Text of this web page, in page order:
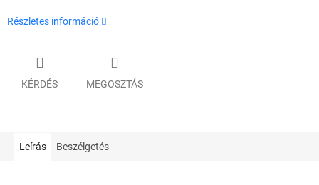
Részletes információ
KÉRDÉS MEGOSZTÁS
Leírás Beszélgetés